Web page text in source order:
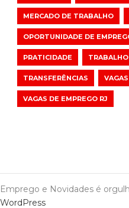
MERCADO DE TRABALHO
OPORTUNIDADE DE
PRATICIDADE TRABALHO
TRANSFERÊNCIAS VAGAS
VAGAS DE EMPREGO RJ
Emprego e Novidades é
WordPress